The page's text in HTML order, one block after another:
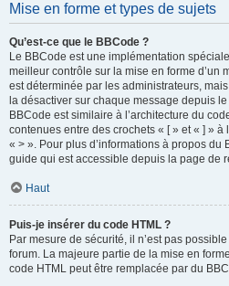
Mise en forme et types de sujets
Qu’est-ce que le BBCode ?
Le BBCode est une implémentation
meilleur contrôle sur la mise en forme d’un
est déterminée par les administrateurs,
la désactiver sur chaque message depuis
BBCode est similaire à l’architecture du
contenues entre des crochets « [ » et « ] »
« > ». Pour plus d’informations à propos du
guide qui est accessible depuis la page de
Haut
Puis-je insérer du code HTML ?
Par mesure de sécurité, il n’est pas
forum. La majeure partie de la mise en
code HTML peut être remplacée par du